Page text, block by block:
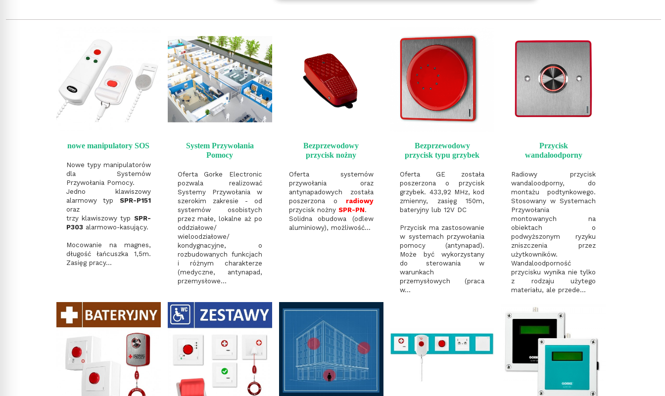
nowe manipulatory SOS
Nowe typy manipulatorów
dla Systemów
Przywołania Pomocy.
Jedno klawiszowy
alarmowy typ SPR-P151
oraz
trzy klawiszowy typ SPR-
P303alarmowo-kasujący.
Mocowanie na magnes,
długość łańcuszka 1,5m.
Zasięg pracy...
System Przywołania
Pomocy
Oferta Gorke Electronic
pozwala realizować
Systemy Przywołania w
szerokim zakresie - od
systemów osobistych
przez małe, lokalne aż po
oddziałowe/
wieloodziałowe/
kondygnacyjne, o
rozbudowanych funkcjach
i różnym charakterze
(medyczne, antynapad,
przemysłowe...
Bezprzewodowy
przycisk nożny
Oferta systemów
przywołania oraz
antynapadowych została
poszerzona o radiowy
przycisk nożny SPR-PN.
Solidna obudowa (odlew
aluminiowy), możliwość...
Bezprzewodowy
przycisk typu grzybek
Oferta GE została
poszerzona o przycisk
grzybek. 433,92 MHz, kod
zmienny, zasięg 150m,
bateryjny lub 12V DC
Przycisk ma zastosowanie
w systemach przywołania
pomocy (antynapad).
Może być wykorzystany
do sterowania w
warunkach
przemysłowych (praca
w...
Przycisk
wandaloodporny
Radiowy przycisk
wandaloodporny, do
montażu podtynkowego.
Stosowany w Systemach
Przywołania
montowanych na
obiektach o
podwyższonym ryzyku
zniszczenia przez
użytkowników.
Wandaloodporność
przycisku wynika nie tylko
z rodzaju użytego
materiału, ale przede...